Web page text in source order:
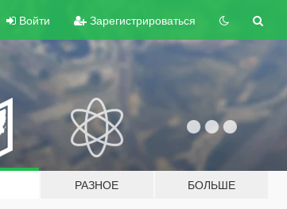
Войти Зарегистрироваться
РАЗНОЕ БОЛЬШЕ